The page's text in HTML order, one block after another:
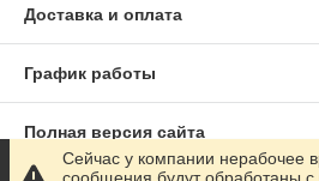
Доставка и оплата
График работы
Полная версия сайта
Сейчас у компании нерабочее